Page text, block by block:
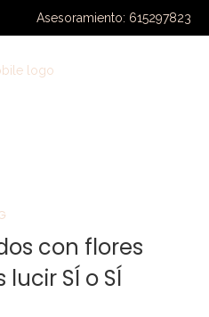
Asesoramiento: 615297823
con flores
SÍ o SÍ